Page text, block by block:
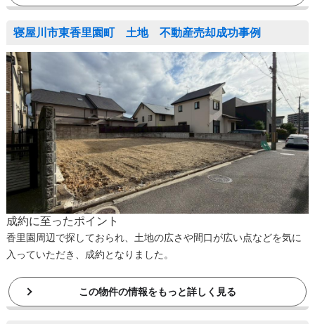
寝屋川市東香里園町 土地 不動産売却成功事例
成約に至ったポイント
香里園周辺で探しておられ、土地の広さや間口が広い点などを気に
入っていただき、成約となりました。
この物件の情報をもっと詳しく見る